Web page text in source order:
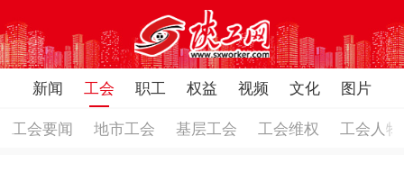
新闻 工会 职工 权益 视频 文化 图片
工会要闻 地市工会 基层工会 工会维权 工会人物